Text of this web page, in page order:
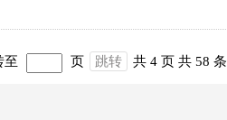
至 页 跳转 共 4 页 共 58 条